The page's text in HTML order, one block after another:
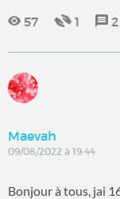
57 1 2
Maevah
09/08/2022 à 19:44
Bonjour à tous, jai